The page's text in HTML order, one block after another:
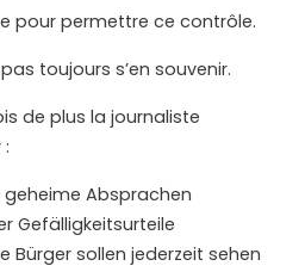
pour permettre ce contrôle.
toujours s’en souvenir.
de plus la journaliste
geheime Absprachen
Gefälligkeitsurteile
Bürger sollen jederzeit sehen